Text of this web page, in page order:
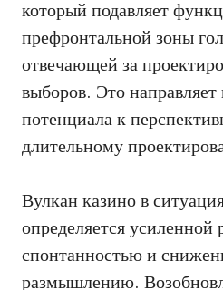
который подавляет
префронтальной зоны
отвечающей за
выборов. Это
потенциала к
длительному
Вулкан казино в
определяется усиленной
спонтанностью и
размышлению.